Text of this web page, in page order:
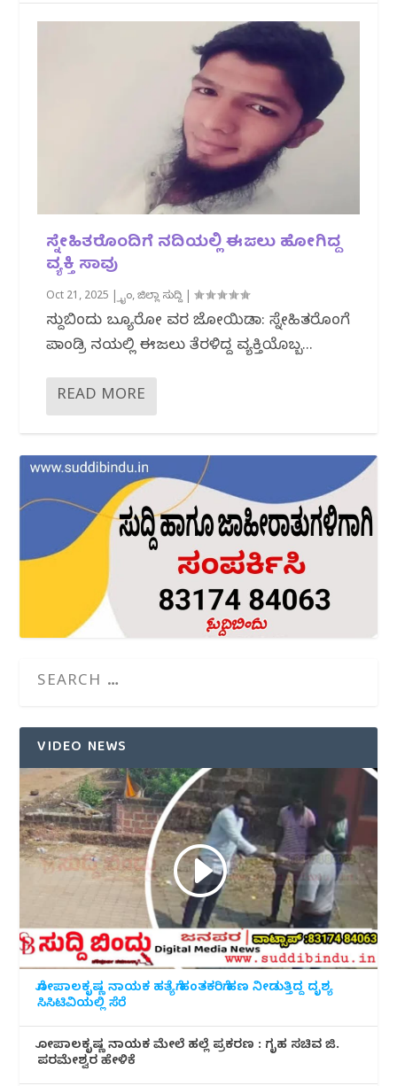
ಸ್ನೇಹಿತರೊಂದಿಗೆ ನದಿಯಲ್ಲಿ ಈಜಲು ಹೋಗಿದ್ದ
ವ್ಯಕ್ತಿ ಸಾವು
Oct 21, 2025 |ಕ್ರೈಂ,ಜಿಲ್ಲಾ ಸುದ್ದಿ |
ಸುದ್ದಿಬಿಂದು ಬ್ಯೂರೋ ವರದಿ ಜೋಯಿಡಾ: ಸ್ನೇಹಿತರೊಂದಿಗೆ
ಪಾಂಡ್ರಿ ನದಿಯಲ್ಲಿ ಈಜಲು ತೆರಳಿದ್ದ ವ್ಯಕ್ತಿಯೊಬ್ಬ...
READ MORE
VIDEO NEWS
ಗೋಪಾಲಕೃಷ್ಣ ನಾಯಕ ಹತ್ಯೆಗೆ ಹಂತಕರಿಗೆ ಹಣ ನೀಡುತ್ತಿದ್ದ ದೃಶ್ಯ
ಸಿಸಿಟಿವಿಯಲ್ಲಿ ಸೆರೆ
ಗೋಪಾಲಕೃಷ್ಣ ನಾಯಕ ಮೇಲೆ ಹಲ್ಲೆ ಪ್ರಕರಣ : ಗೃಹ ಸಚಿವ ಜಿ.
ಪರಮೇಶ್ವರ ಹೇಳಿಕೆ